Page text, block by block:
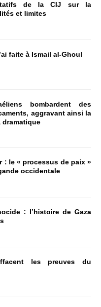
de la CIJ sur la
et limites
faite à Ismail al-Ghoul
bombardent des
aggravant ainsi la
dramatique
: le « processus de paix »
occidentale
: l’histoire de Gaza
les preuves du